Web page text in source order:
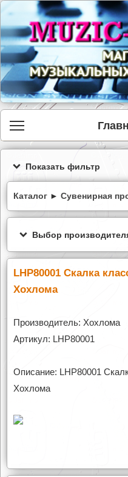
Показать фильтр
Каталог ► Сувенирная
Выбор
LHP80001 Скалка
Хохлома
Производитель: Хохлома
Артикул: LHP80001
Описание: LHP80001
Хохлома